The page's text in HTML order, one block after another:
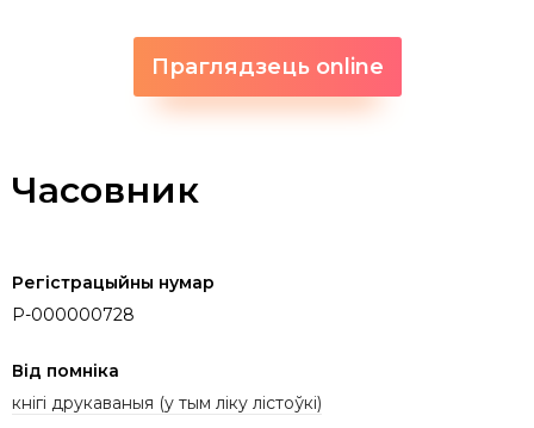
Праглядзець online
Часовник
Регістрацыйны нумар
P-000000728
Від помніка
кнігі друкаваныя (у тым ліку лістоўкі)